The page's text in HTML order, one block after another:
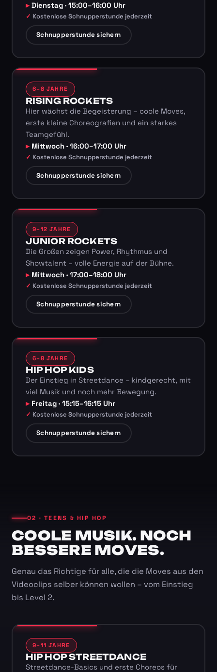
Dienstag · 15:00–16:00 Uhr
Kostenlose Schnupperstunde jederzeit
Schnupperstunde sichern
6–8 JAHRE
RISING ROCKETS
Hier wächst die Begeisterung – coole Moves,
erste kleine Choreografien und ein starkes
Teamgefühl.
Mittwoch · 16:00–17:00 Uhr
Kostenlose Schnupperstunde jederzeit
Schnupperstunde sichern
9–12 JAHRE
JUNIOR ROCKETS
Die Großen zeigen Power, Rhythmus und
Showtalent – volle Energie auf der Bühne.
Mittwoch · 17:00–18:00 Uhr
Kostenlose Schnupperstunde jederzeit
Schnupperstunde sichern
6–8 JAHRE
HIP HOP KIDS
Der Einstieg in Streetdance – kindgerecht, mit
viel Musik und noch mehr Bewegung.
Freitag · 15:15–16:15 Uhr
Kostenlose Schnupperstunde jederzeit
Schnupperstunde sichern
02 · TEENS & HIP HOP
COOLE MUSIK. NOCH
BESSERE MOVES.
Genau das Richtige für alle, die die Moves aus den
Videoclips selber können wollen – vom Einstieg
bis Level 2.
9–11 JAHRE
HIP HOP STREETDANCE
Streetdance-Basics und erste Choreos für